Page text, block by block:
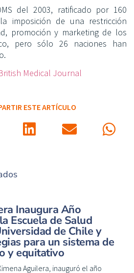
del 2003, ratificado por 160
imposición de una restricción
promoción y marketing de los
pero sólo 26 naciones han
Medical Journal
ESTE ARTÍCULO
Inaugura Año
Escuela de Salud
de Chile y
para un sistema de
y equitativo
Aguilera, inauguró el año